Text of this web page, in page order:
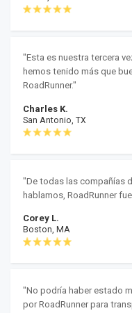
"Esta es nuestra tercera
hemos tenido más que
RoadRunner."
Charles K.
San Antonio, TX
"De todas las compañías
hablamos, RoadRunner
Corey L.
Boston, MA
"No podría haber estado
por RoadRunner para